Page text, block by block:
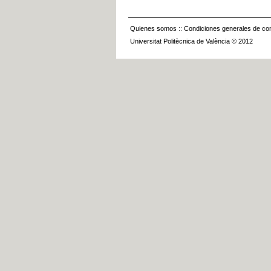
Quienes somos :: Condiciones generales de
Universitat Politècnica de València © 2012